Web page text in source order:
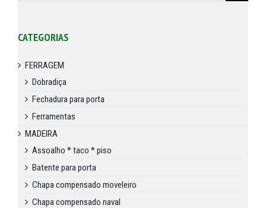
CATEGORIAS
FERRAGEM
Dobradiça
Fechadura para porta
Ferramentas
MADEIRA
Assoalho * taco * piso
Batente para porta
Chapa compensado moveleiro
Chapa compensado naval